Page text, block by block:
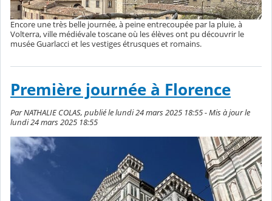
Encore une très belle journée, à peine entrecoupée par la pluie, à
Volterra, ville médiévale toscane où les élèves ont pu découvrir le
musée Guarlacci et les vestiges étrusques et romains.
Première journée à Florence
Par NATHALIE COLAS, publié le lundi 24 mars 2025 18:55 - Mis à jour le
lundi 24 mars 2025 18:55